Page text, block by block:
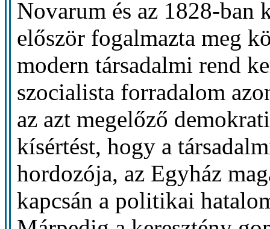
Novarum és az 1828-ban
először fogalmazta meg
modern társadalmi rend
szocialista forradalom
az azt megelőző
kísértést, hogy a
hordozója, az Egyház
kapcsán a politikai